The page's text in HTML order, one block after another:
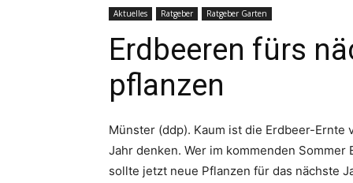
Aktuelles Ratgeber Ratgeber Garten
Erdbeeren fürs
pflanzen
Münster (ddp). Kaum ist die Erdbeer-
Jahr denken. Wer im kommenden
sollte jetzt neue Pflanzen für das nächste